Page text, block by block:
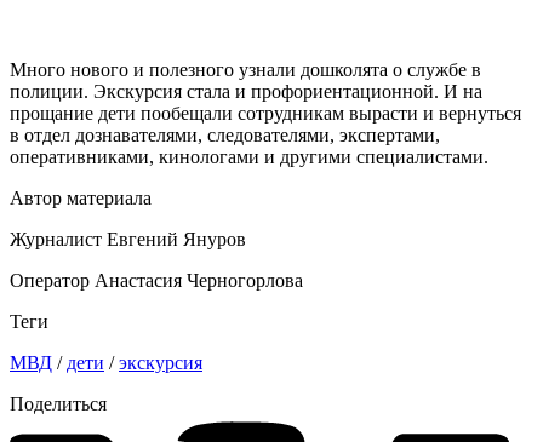
Много нового и полезного узнали дошколята о службе в
полиции. Экскурсия стала и профориентационной. И на
прощание дети пообещали сотрудникам вырасти и вернуться
в отдел дознавателями, следователями, экспертами,
оперативниками, кинологами и другими специалистами.
Автор материала
Журналист Евгений Януров
Оператор Анастасия Черногорлова
Теги
МВД /дети /экскурсия
Поделиться